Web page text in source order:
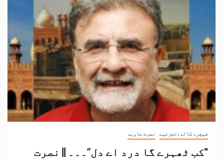
فیچر، کالم،تجزئیے نصرت جاوید
"کب ٹھہرے گا درد اے دل”۔۔۔ || نصرت